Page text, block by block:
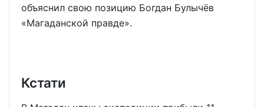
объяснил свою позицию Богдан Булычёв
«Магаданской правде».
Кстати